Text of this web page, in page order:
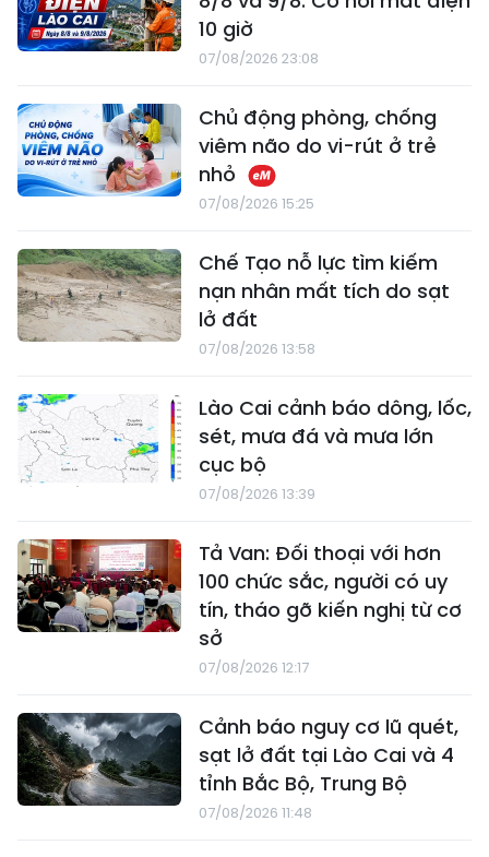
10 giờ
07/08/2026 23:08
Chủ động phòng, chống
viêm não do vi-rút ở trẻ
nhỏ
07/08/2026 15:25
Chế Tạo nỗ lực tìm kiếm
nạn nhân mất tích do sạt
lở đất
07/08/2026 13:58
Lào Cai cảnh báo dông, lốc,
sét, mưa đá và mưa lớn
cục bộ
07/08/2026 13:39
Tả Van: Đối thoại với hơn
100 chức sắc, người có uy
tín, tháo gỡ kiến nghị từ cơ
sở
07/08/2026 12:17
Cảnh báo nguy cơ lũ quét,
sạt lở đất tại Lào Cai và 4
tỉnh Bắc Bộ, Trung Bộ
07/08/2026 11:48